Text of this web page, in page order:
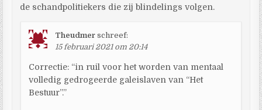
de schandpolitiekers die zij blindelings volgen.
Theudmer schreef:
15 februari 2021 om 20:14
Correctie: “in ruil voor het worden van mentaal
volledig gedrogeerde galeislaven van “Het
Bestuur”.”